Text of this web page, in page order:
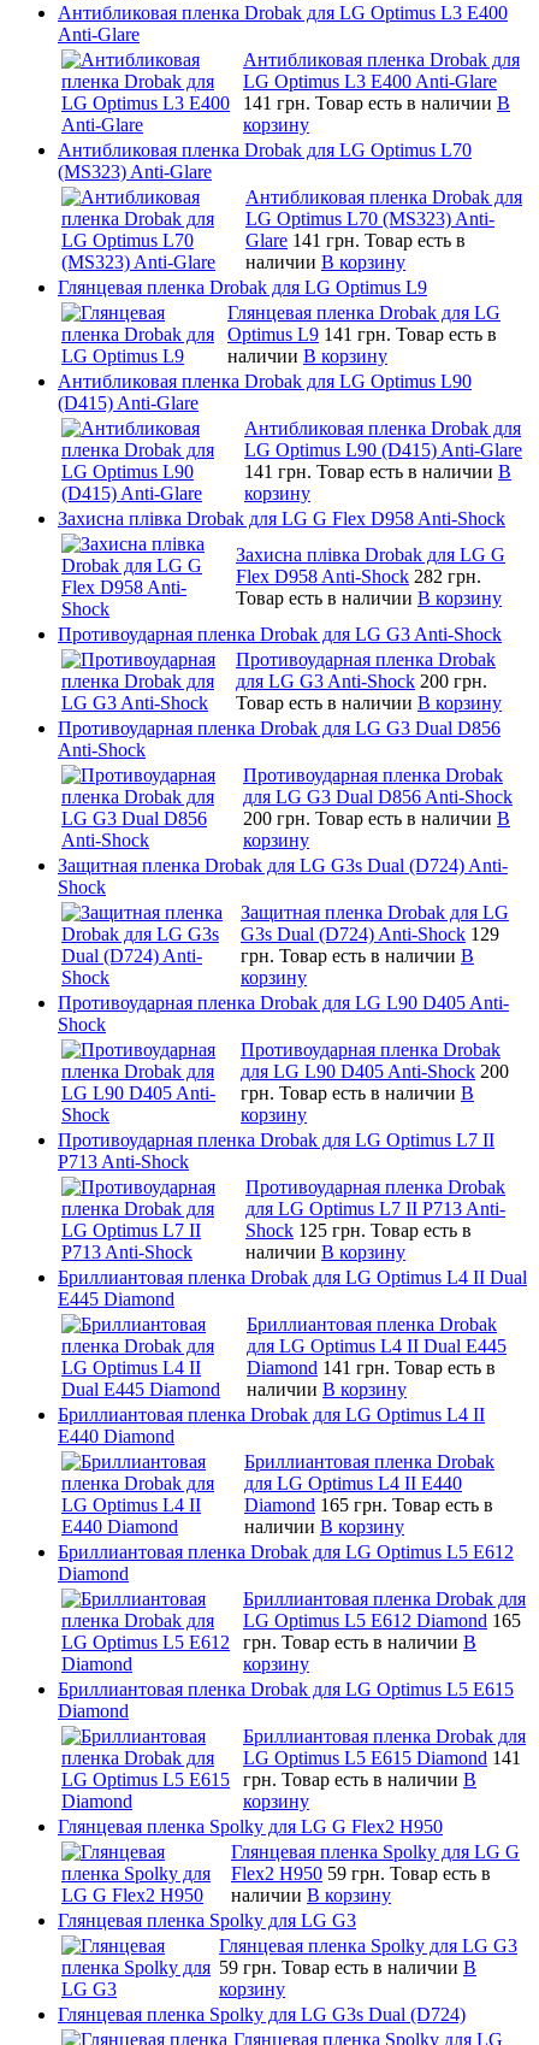
Антибликовая пленка Drobak для LG Optimus L3 E400
Anti-Glare
Антибликовая пленка Drobak для
LG Optimus L3 E400 Anti-Glare
141 грн. Товар есть в наличии В
корзину
Антибликовая пленка Drobak для LG Optimus L70
(MS323) Anti-Glare
Антибликовая пленка Drobak для
LG Optimus L70 (MS323) Anti-
Glare 141 грн. Товар есть в
наличии В корзину
Глянцевая пленка Drobak для LG Optimus L9
Глянцевая пленка Drobak для LG
Optimus L9 141 грн. Товар есть в
наличии В корзину
Антибликовая пленка Drobak для LG Optimus L90
(D415) Anti-Glare
Антибликовая пленка Drobak для
LG Optimus L90 (D415) Anti-Glare
141 грн. Товар есть в наличии В
корзину
Захисна плівка Drobak для LG G Flex D958 Anti-Shock
Захисна плівка Drobak для LG G
Flex D958 Anti-Shock 282 грн.
Товар есть в наличии В корзину
Противоударная пленка Drobak для LG G3 Anti-Shock
Противоударная пленка Drobak
для LG G3 Anti-Shock 200 грн.
Товар есть в наличии В корзину
Противоударная пленка Drobak для LG G3 Dual D856
Anti-Shock
Противоударная пленка Drobak
для LG G3 Dual D856 Anti-Shock
200 грн. Товар есть в наличии В
корзину
Защитная пленка Drobak для LG G3s Dual (D724) Anti-
Shock
Защитная пленка Drobak для LG
G3s Dual (D724) Anti-Shock 129
грн. Товар есть в наличии В
корзину
Противоударная пленка Drobak для LG L90 D405 Anti-
Shock
Противоударная пленка Drobak
для LG L90 D405 Anti-Shock 200
грн. Товар есть в наличии В
корзину
Противоударная пленка Drobak для LG Optimus L7 II
P713 Anti-Shock
Противоударная пленка Drobak
для LG Optimus L7 II P713 Anti-
Shock 125 грн. Товар есть в
наличии В корзину
Бриллиантовая пленка Drobak для LG Optimus L4 II Dual
E445 Diamond
Бриллиантовая пленка Drobak
для LG Optimus L4 II Dual E445
Diamond 141 грн. Товар есть в
наличии В корзину
Бриллиантовая пленка Drobak для LG Optimus L4 II
E440 Diamond
Бриллиантовая пленка Drobak
для LG Optimus L4 II E440
Diamond 165 грн. Товар есть в
наличии В корзину
Бриллиантовая пленка Drobak для LG Optimus L5 E612
Diamond
Бриллиантовая пленка Drobak для
LG Optimus L5 E612 Diamond 165
грн. Товар есть в наличии В
корзину
Бриллиантовая пленка Drobak для LG Optimus L5 E615
Diamond
Бриллиантовая пленка Drobak для
LG Optimus L5 E615 Diamond 141
грн. Товар есть в наличии В
корзину
Глянцевая пленка Spolky для LG G Flex2 H950
Глянцевая пленка Spolky для LG G
Flex2 H950 59 грн. Товар есть в
наличии В корзину
Глянцевая пленка Spolky для LG G3
Глянцевая пленка Spolky для LG G3
59 грн. Товар есть в наличии В
корзину
Глянцевая пленка Spolky для LG G3s Dual (D724)
Глянцевая пленка Spolky для LG